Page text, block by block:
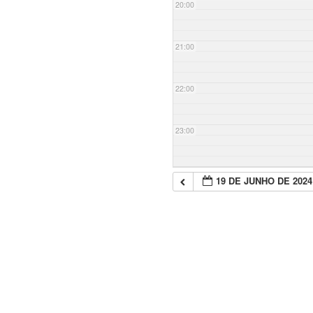
20:00
21:00
22:00
23:00
19 DE JUNHO DE 2024